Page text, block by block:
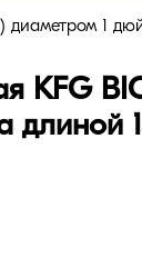
диаметром 1
KFG
длиной